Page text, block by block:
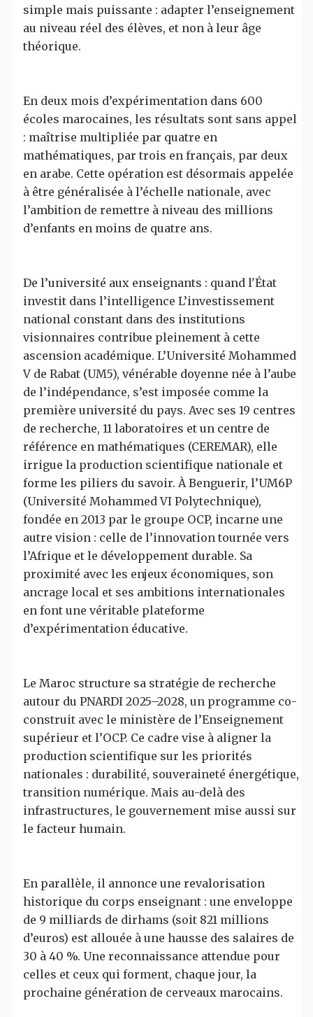
simple mais puissante : adapter l’enseignement
au niveau réel des élèves, et non à leur âge
théorique.
En deux mois d’expérimentation dans 600
écoles marocaines, les résultats sont sans appel
: maîtrise multipliée par quatre en
mathématiques, par trois en français, par deux
en arabe. Cette opération est désormais appelée
à être généralisée à l’échelle nationale, avec
l’ambition de remettre à niveau des millions
d’enfants en moins de quatre ans.
De l’université aux enseignants : quand l'État
investit dans l’intelligence L’investissement
national constant dans des institutions
visionnaires contribue pleinement à cette
ascension académique. L’Université Mohammed
V de Rabat (UM5), vénérable doyenne née à l’aube
de l’indépendance, s’est imposée comme la
première université du pays. Avec ses 19 centres
de recherche, 11 laboratoires et un centre de
référence en mathématiques (CEREMAR), elle
irrigue la production scientifique nationale et
forme les piliers du savoir. À Benguerir, l’UM6P
(Université Mohammed VI Polytechnique),
fondée en 2013 par le groupe OCP, incarne une
autre vision : celle de l’innovation tournée vers
l’Afrique et le développement durable. Sa
proximité avec les enjeux économiques, son
ancrage local et ses ambitions internationales
en font une véritable plateforme
d’expérimentation éducative.
Le Maroc structure sa stratégie de recherche
autour du PNARDI 2025–2028, un programme co-
construit avec le ministère de l’Enseignement
supérieur et l’OCP. Ce cadre vise à aligner la
production scientifique sur les priorités
nationales : durabilité, souveraineté énergétique,
transition numérique. Mais au-delà des
infrastructures, le gouvernement mise aussi sur
le facteur humain.
En parallèle, il annonce une revalorisation
historique du corps enseignant : une enveloppe
de 9 milliards de dirhams (soit 821 millions
d’euros) est allouée à une hausse des salaires de
30 à 40 %. Une reconnaissance attendue pour
celles et ceux qui forment, chaque jour, la
prochaine génération de cerveaux marocains.